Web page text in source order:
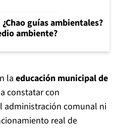
¿Chao guías ambientales?
ambiente?
la educación municipal de
constatar con
administración comunal ni
real de